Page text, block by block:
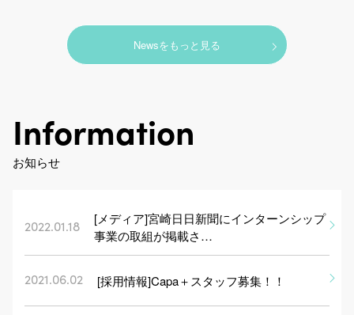
Newsをもっと見る
Information
お知らせ
2022.01.18
[メディア]宮崎日日新聞にインターンシップ
事業の取組が掲載さ…
2021.06.02 [採用情報]Capa＋スタッフ募集！！